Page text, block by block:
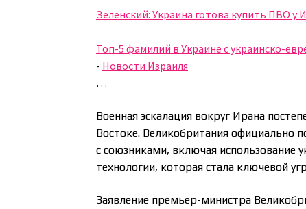
Зеленский: Украина готова купить ПВО у
Топ-5 фамилий в Украине с украинско-
- Новости Израиля
…
Военная эскалация вокруг Ирана
Востоке. Великобритания официально
с союзниками, включая использование
технологии, которая стала ключевой
Заявление премьер-министра